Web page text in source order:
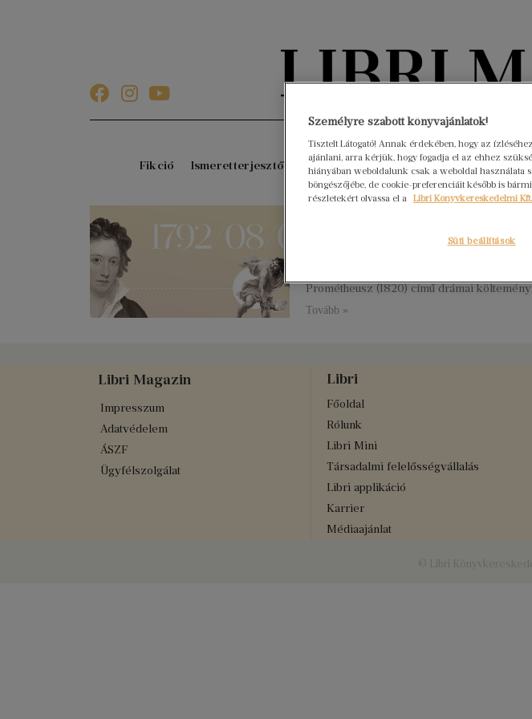
Fikció Ismeretterjesztő Gyerekkönyvek Interjúk Beleolvasó
Nincs hozzászólás
Angol romantikus költő, leghíresebb művei
Prométheusz (1820) című drámai költemény.
Tovább »
Libri Magazin
Impresszum
Adatvédelem
ÁSZF
Ügyfélszolgálat
Libri
Főoldal
Rólunk
Libri Mini
Társadalmi felelősségvállalás
Libri applikáció
Karrier
Médiaajánlat
Személyre szabott könyvajánlatok!
Tisztelt Látogató! Annak érdekében, hogy az
ajánlani, arra kérjük, hogy fogadja el az ehhez
hiányában weboldalunk csak a weboldal használata
böngészőjébe, de cookie-preferenciáit később is
részletekért olvassa el a Libri Könyvkereskedelmi
Süti beállítások